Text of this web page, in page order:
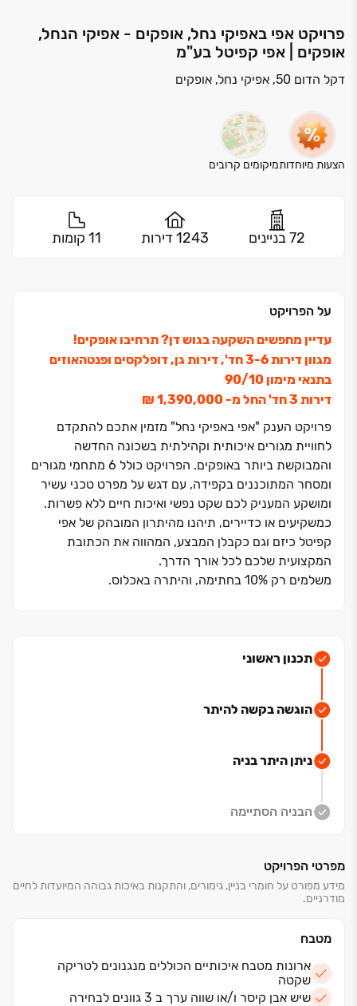
פרויקט אפי באפיקי נחל, אופקים - אפיקי הנחל,
אופקים | אפי קפיטל בע"מ
דקל הדום 50, אפיקי נחל, אופקים
הצעות מיוחדותמיקומים קרובים
72 בניינים 1243 דירות 11 קומות
על הפרויקט
עדיין מחפשים השקעה בגוש דן? תרחיבו אופקים!
מגוון דירות ‏3-6 חד', דירות גן, דופלקסים ופנטהאוזים
בתנאי מימון ‏10/‏90
דירות ‏3 חד' החל מ- ‏1,390,000 ‏₪
פרויקט הענק "אפי באפיקי נחל" מזמין אתכם להתקדם
לחוויית מגורים איכותית וקהילתית בשכונה החדשה
והמבוקשת ביותר באופקים. הפרויקט כולל ‏6 מתחמי מגורים
ומסחר המתוכננים בקפידה, עם דגש על מפרט טכני עשיר
ומושקע המעניק לכם שקט נפשי ואיכות חיים ללא פשרות.
כמשקיעים או כדיירים, תיהנו מהיתרון המובהק של אפי
קפיטל כיזם וגם כקבלן המבצע, המהווה את הכתובת
המקצועית שלכם לכל אורך הדרך.
משלמים רק ‏10% בחתימה, והיתרה באכלוס.
המתחדש.
ומוסדות תרבות
אפיקי נחל".
תכנון ראשוני
הוגשה בקשה להיתר
ניתן היתר בניה
הבניה הסתיימה
מפרטי הפרויקט
מידע מפורט על חומרי בניין, גימורים, והתקנות באיכות גבוהה המיועדות לחיים
מודרניים.
מטבח
ארונות מטבח איכותיים הכוללים מנגנונים לטריקה
שקטה
שיש אבן קיסר ו/או שווה ערך ב 3 גוונים לבחירה